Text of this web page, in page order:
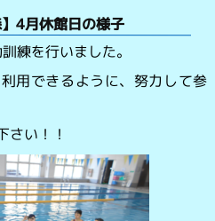
4月休館日の様子
練を行いました。
用できるように、努力して参
さい！！